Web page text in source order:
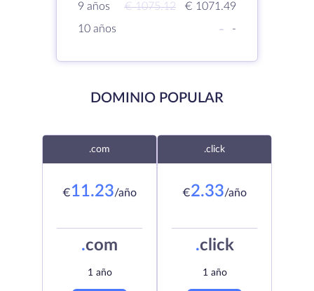
9 años
€ 1075.12
€ 1071.49
10 años
- -
DOMINIO POPULAR
.com
€11.23/año
.com
1 año
.click
€2.33/año
.click
1 año